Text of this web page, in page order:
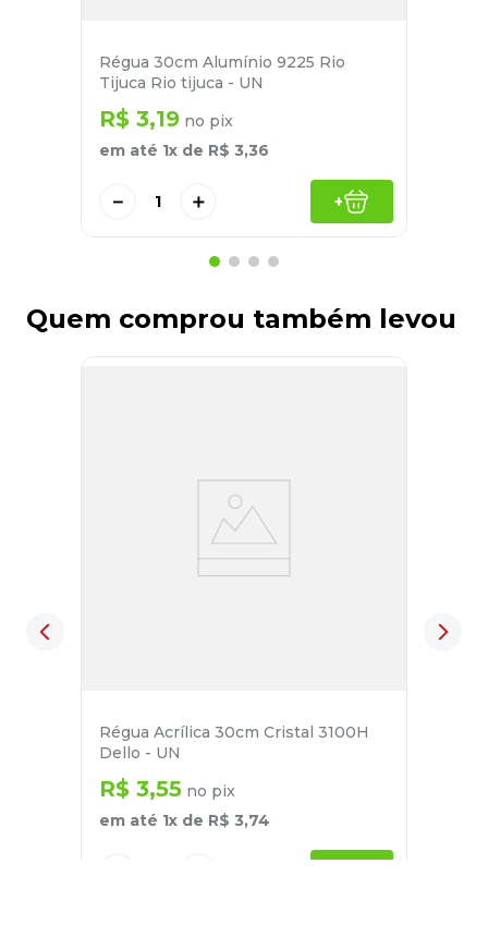
Régua 30cm Alumínio 9225 Rio
Tijuca Rio tijuca - UN
R$ 3,19 no pix
em até 1x de R$ 3,36
＋
－ +
Quem comprou também levou
Régua Acrílica 30cm Cristal 3100H
Dello - UN
R$ 3,55 no pix
em até 1x de R$ 3,74